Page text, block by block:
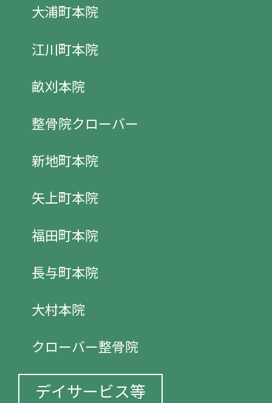
大浦町本院
江川町本院
畝刈本院
整骨院クローバー
新地町本院
矢上町本院
福田町本院
長与町本院
大村本院
クローバー整骨院
デイサービス等